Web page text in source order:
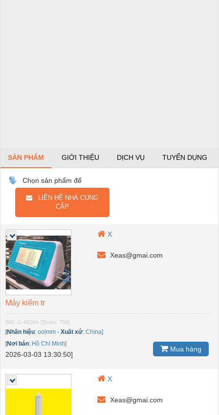
SẢN PHẨM GIỚI THIỆU DỊCH VỤ TUYỂN DỤNG
Chọn sản phẩm để
LIÊN HỆ NHÀ CUNG
CẤP
X
Xeas@gmai.com
Máy kiểm tr
[Mã: G-66164-2] [xem: 796]
[Nhãn hiệu: oolmm - Xuất xứ: China]
[Nơi bán: Hồ Chí Minh]
2026-03-03 13:30:50]
Mua hàng
X
Xeas@gmai.com